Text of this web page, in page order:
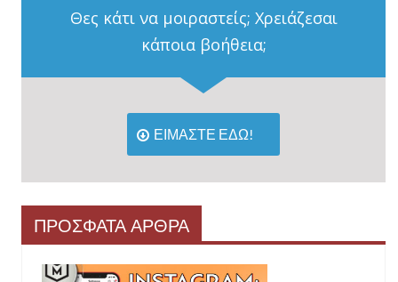
Θες κάτι να μοιραστείς; Χρειάζεσαι
κάποια βοήθεια;
ΕΙΜΑΣΤΕ ΕΔΩ!
ΠΡΟΣΦΑΤΑ ΑΡΘΡΑ